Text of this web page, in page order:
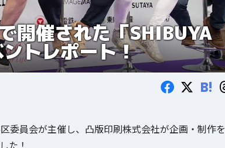
開催された「SHIBUYA
トレポート！
B!
委員会が主催し、凸版印刷株式会社が企画・制作を
た！